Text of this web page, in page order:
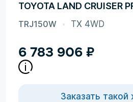
TOYOTA LAND CRUISER
TRJ150W TX 4WD
6 783 906 ₽
Заказать такой